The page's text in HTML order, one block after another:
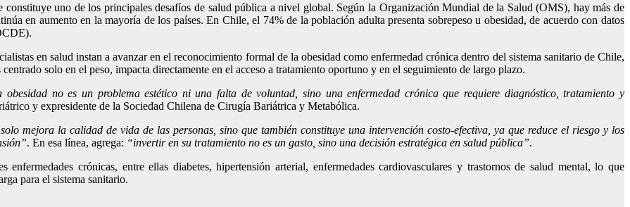
uno de los principales desafíos de salud pública a nivel global. Según la Organización Mundial de la Salud (OMS), hay más de
en aumento en la mayoría de los países. En Chile, el 74% de la población adulta presenta sobrepeso u obesidad, de acuerdo con datos
en salud instan a avanzar en el reconocimiento formal de la obesidad como enfermedad crónica dentro del sistema sanitario de Chile,
solo en el peso, impacta directamente en el acceso a tratamiento oportuno y en el seguimiento de largo plazo.
no es un problema estético ni una falta de voluntad, sino una enfermedad crónica que requiere diagnóstico, tratamiento y
y expresidente de la Sociedad Chilena de Cirugía Bariátrica y Metabólica.
mejora la calidad de vida de las personas, sino que también constituye una intervención costo-efectiva, ya que reduce el riesgo y los
. En esa línea, agrega: “invertir en su tratamiento no es un gasto, sino una decisión estratégica en salud pública”.
crónicas, entre ellas diabetes, hipertensión arterial, enfermedades cardiovasculares y trastornos de salud mental, lo que
para el sistema sanitario.